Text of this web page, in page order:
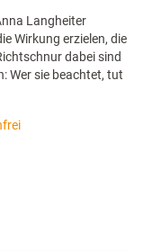
Langheiter
Wirkung erzielen, die
dabei sind
Wer sie beachtet, tut